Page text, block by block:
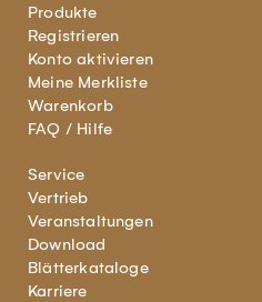
Produkte
Registrieren
Konto aktivieren
Meine Merkliste
Warenkorb
FAQ / Hilfe
Service
Vertrieb
Veranstaltungen
Download
Blätterkataloge
Karriere